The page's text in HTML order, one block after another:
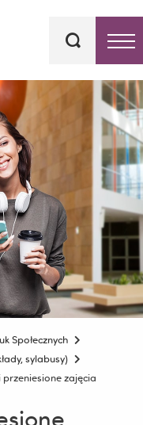
kluczowe
Społecznych
sylabusy)
przeniesione zajęcia